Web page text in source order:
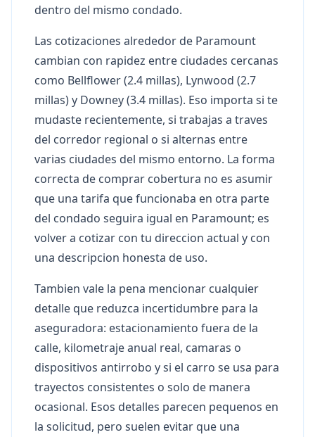
dentro del mismo condado.
Las cotizaciones alrededor de Paramount
cambian con rapidez entre ciudades cercanas
como Bellflower (2.4 millas), Lynwood (2.7
millas) y Downey (3.4 millas). Eso importa si te
mudaste recientemente, si trabajas a traves
del corredor regional o si alternas entre
varias ciudades del mismo entorno. La forma
correcta de comprar cobertura no es asumir
que una tarifa que funcionaba en otra parte
del condado seguira igual en Paramount; es
volver a cotizar con tu direccion actual y con
una descripcion honesta de uso.
Tambien vale la pena mencionar cualquier
detalle que reduzca incertidumbre para la
aseguradora: estacionamiento fuera de la
calle, kilometraje anual real, camaras o
dispositivos antirrobo y si el carro se usa para
trayectos consistentes o solo de manera
ocasional. Esos detalles parecen pequenos en
la solicitud, pero suelen evitar que una